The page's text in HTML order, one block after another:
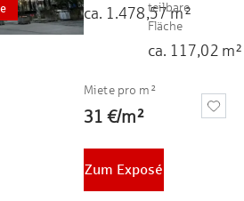
ca. 1.478,57m²
teilbare
Fläche
ca. 117,02 m²
Miete pro m²
31 €/m²
Zum Exposé